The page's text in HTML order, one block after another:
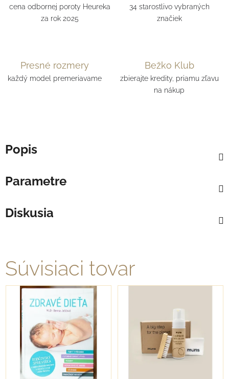
cena odbornej poroty Heureka
za rok 2025
34 starostlivo vybraných
značiek
Presné rozmery
každý model premeriavame
Bežko Klub
zbierajte kredity, priamu zľavu
na nákup
Popis
Parametre
Diskusia
Súvisiaci tovar